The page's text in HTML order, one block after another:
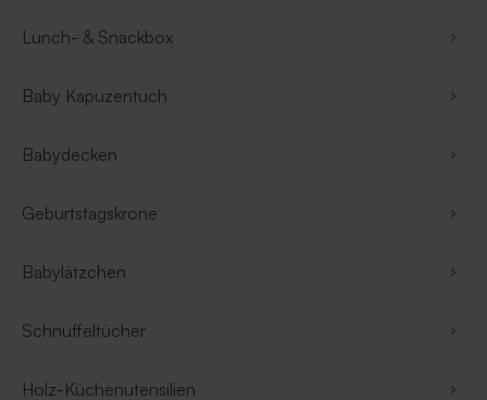
Lunch- & Snackbox
Baby Kapuzentuch
Babydecken
Geburtstagskrone
Babylätzchen
Schnuffeltücher
Holz-Küchenutensilien